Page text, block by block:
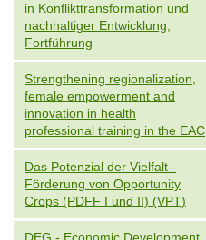
in Konflikttransformation und
nachhaltiger Entwicklung,
Fortführung
Strengthening regionalization,
female empowerment and
innovation in health
professional training in the EAC
Das Potenzial der Vielfalt -
Förderung von Opportunity
Crops (PDFF I und II) (VPT)